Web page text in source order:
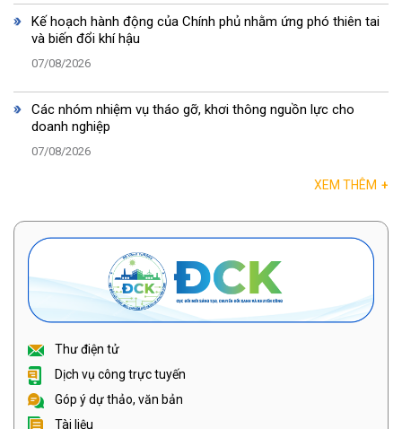
Kế hoạch hành động của Chính phủ nhằm ứng phó thiên tai
và biến đổi khí hậu
07/08/2026
Các nhóm nhiệm vụ tháo gỡ, khơi thông nguồn lực cho
doanh nghiệp
07/08/2026
XEM THÊM +
Thư điện tử
Dịch vụ công trực tuyến
Góp ý dự thảo, văn bản
Tài liệu